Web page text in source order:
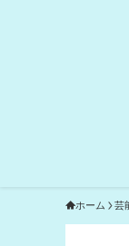
ホーム 芸